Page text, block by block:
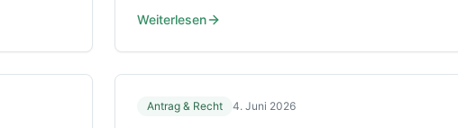
Weiterlesen
Antrag & Recht 4. Juni 2026